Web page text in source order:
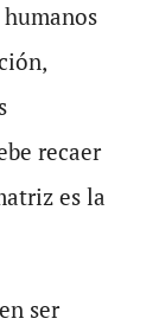
recaer
es la
ser